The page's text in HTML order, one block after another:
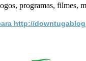
programas, filmes,
http://